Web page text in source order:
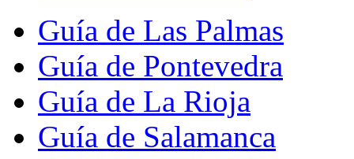
Guía de Las Palmas
Guía de Pontevedra
Guía de La Rioja
Guía de Salamanca